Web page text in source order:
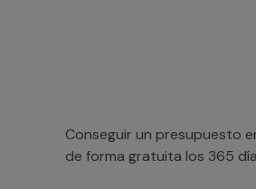
Conseguir un presupuesto
de forma gratuita los 365